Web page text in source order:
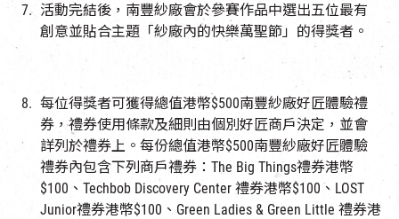
活動完結後，南豐紗廠會於參賽作品中選出五位最有
創意並貼合主題「紗廠內的快樂萬聖節」的得獎者。
每位得獎者可獲得總值港幣$500南豐紗廠好匠體驗禮
券，禮券使用條款及細則由個別好匠商戶決定，並會
詳列於禮券上。每份總值港幣$500南豐紗廠好匠體驗
禮券內包含下列商戶禮券：The Big Things禮券港幣
$100、Techbob Discovery Center 禮券港幣$100、LOST
Junior禮券港幣$100、Green Ladies & Green Little 禮券港